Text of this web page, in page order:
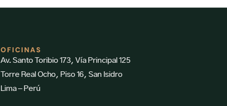
OFICINAS
Av. Santo Toribio 173, Vía Principal 125
Torre Real Ocho, Piso 16, San Isidro
Lima – Perú